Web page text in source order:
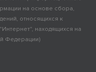
на основе сбора,
относящихся к
находящихся на
Федерации)